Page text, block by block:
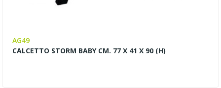
AG49
CALCETTO STORM BABY CM. 77 X 41 X 90 (H)